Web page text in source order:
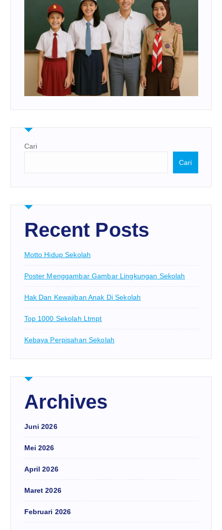
Cari
Cari
Recent Posts
Motto Hidup Sekolah
Poster Menggambar Gambar Lingkungan Sekolah
Hak Dan Kewajiban Anak Di Sekolah
Top 1000 Sekolah Ltmpt
Kebaya Perpisahan Sekolah
Archives
Juni 2026
Mei 2026
April 2026
Maret 2026
Februari 2026